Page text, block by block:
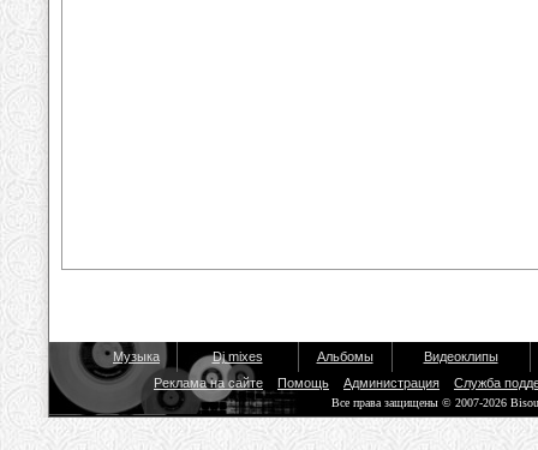
Музыка Dj mixes Альбомы
Видеоклипы
Реклама на сайте
Помощь Администрация Служба
Все права защищены © 2007-2026